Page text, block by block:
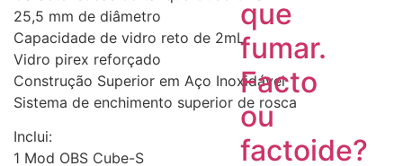
que
fumar.
Facto
ou
factoide?
25,5 mm de diâmetro
Capacidade de vidro reto de 2mL
Vidro pirex reforçado
Construção Superior em Aço Inoxidável
Sistema de enchimento superior de rosca
Inclui:
1 Mod OBS Cube-S